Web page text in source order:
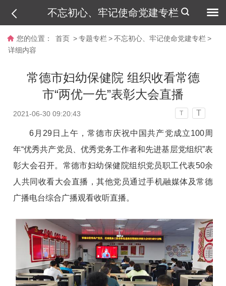
不忘初心、牢记使命党建专栏
您的位置： 首页 > 专题专栏 > 不忘初心、牢记使命党建专栏 >
详细内容
常德市妇幼保健院 组织收看常德
市“两优一先”表彰大会直播
2021-06-30 09:20:43 T T
6月29日上午，常德市庆祝中国共产党成立100周
年“优秀共产党员、优秀党务工作者和先进基层党组织”表
彰大会召开。常德市妇幼保健院组织党员职工代表50余
人共同收看大会直播，其他党员通过手机融媒体及常德
广播电台综合广播观看收听直播。